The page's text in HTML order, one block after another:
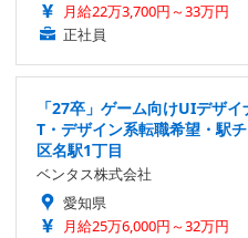
月給22万3,700円～33万円
正社員
「27卒」ゲーム向けUIデザ
T・デザイン系転職希望・駅
区名駅1丁目
ベンタス株式会社
愛知県
月給25万6,000円～32万円